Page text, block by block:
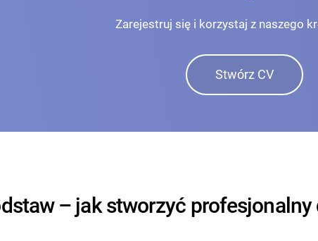
Zarejestruj się i korzystaj z naszego
Stwórz CV
– jak stworzyć